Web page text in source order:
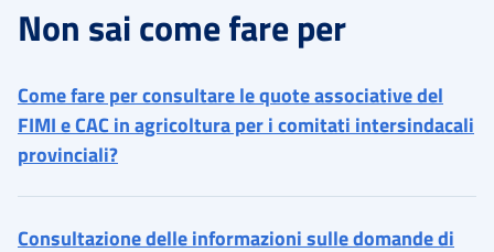
Non sai come fare per
Come fare per consultare le quote associative del
FIMI e CAC in agricoltura per i comitati intersindacali
provinciali?
Consultazione delle informazioni sulle domande di